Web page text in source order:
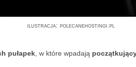
ilustracja: polecanehostingi.pl
pułapek , w które wpadają